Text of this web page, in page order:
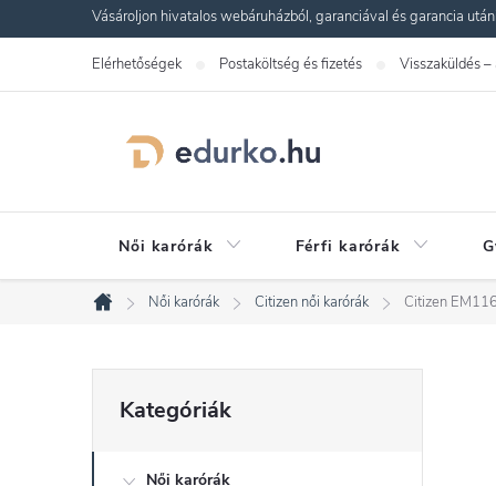
a
Vásároljon hivatalos webáruházból, garanciával és garancia
Elérhetőségek Postaköltség és fizetés Visszaküldés –
Női karórák Férfi karórák
Kezdőlap
Női karórák Citizen női karórák Citizen
O
l
átugrása
Kategóriák
Női karórák